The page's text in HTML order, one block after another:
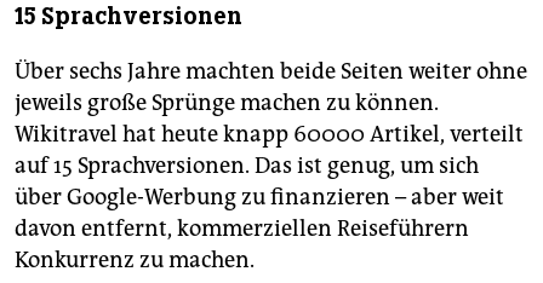
15 Sprachversionen
Über sechs Jahre machten beide Seiten weiter ohne
jeweils große Sprünge machen zu können.
Wikitravel hat heute knapp 60000 Artikel, verteilt
auf 15 Sprachversionen. Das ist genug, um sich
über Google-Werbung zu finanzieren – aber weit
davon entfernt, kommerziellen Reiseführern
Konkurrenz zu machen.